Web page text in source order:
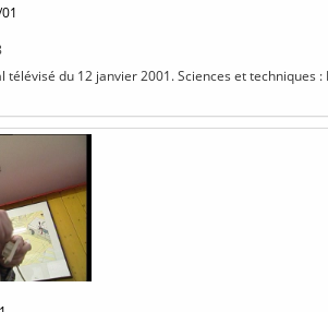
télévisé du 12 janvier 2001. Sciences et